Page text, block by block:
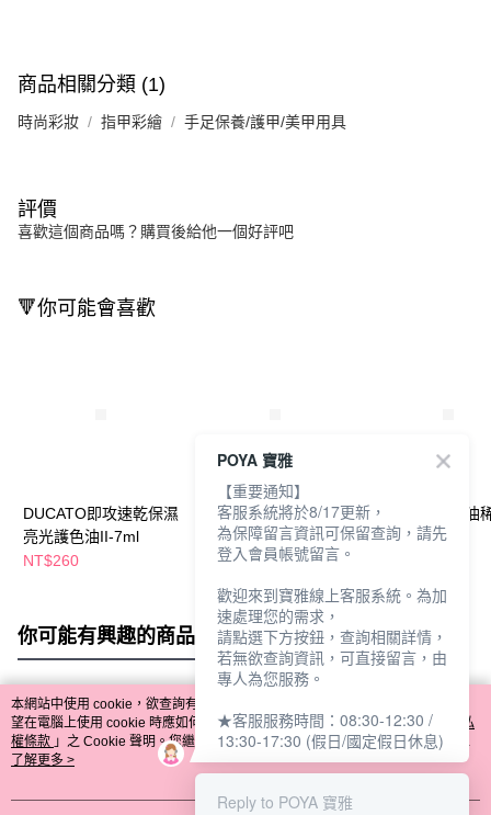
商品相關分類 (1)
時尚彩妝 指甲彩繪 手足保養/護甲/美甲用具
評價
喜歡這個商品嗎？購買後給他一個好評吧
🔻你可能會喜歡
DUCATO即攻速乾保濕
亮光護色油II-7ml
NT$260
Du弱爪補強速乾雙效
基底油A/7ml
NT$350
DUCATO指甲油
II/7ml
你可能有興趣的商品 全站排行
熱門標籤
本網站中使用 cookie，欲查詢有關本網站使用 cookie 方式之詳情，及若您不希
望在電腦上使用 cookie 時應如何變更電腦的 cookie 設定，請參閱本網站「
隱私
權條款 」之 Cookie 聲明。您繼續使用本網站即表示您同意本公司得按本網站使
用條款之 Cookie 聲明使用 cookie。
了解更多 >
POYA 寶雅
【重要通知】
客服系統將於8/17更新，
為保障留言資訊可保留查詢，請先
登入會員帳號留言。
歡迎來到寶雅線上客服系統。為加
速處理您的需求，
請點選下方按鈕，查詢相關詳情，
若無欲查詢資訊，可直接留言，由
專人為您服務。
★客服服務時間：08:30-12:30 /
13:30-17:30 (假日/國定假日休息)
Reply to POYA 寶雅